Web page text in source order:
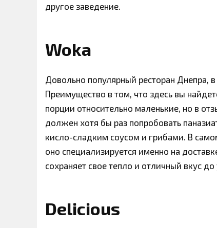
другое заведение.
Woka
Довольно популярный ресторан Днепра,
Преимущество в том, что здесь вы
порции относительно маленькие, но в
должен хотя бы раз попробовать
кисло-сладким соусом и грибами. В
оно специализируется именно на
сохраняет свое тепло и отличный вкус до
Delicious